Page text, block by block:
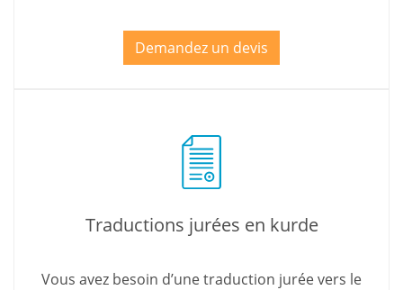
Demandez un devis
Traductions jurées en kurde
Vous avez besoin d’une traduction jurée vers le